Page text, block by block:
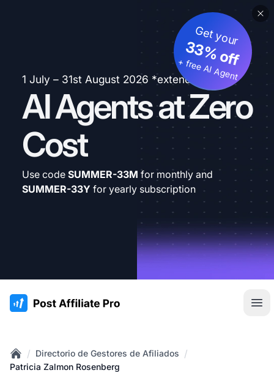
1 July – 31st August 2026 *extended
AI Agents at Zero
Cost
Get your
33% off
+ free AI Agent
Use code SUMMER-33M for monthly and
SUMMER-33Y for yearly subscription
:site.title
Home
/ Directorio de Gestores de Afiliados /
Patricia Zalmon Rosenberg